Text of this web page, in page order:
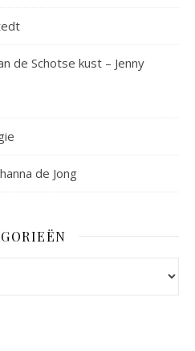
de Schotse kust – Jenny
de Jong